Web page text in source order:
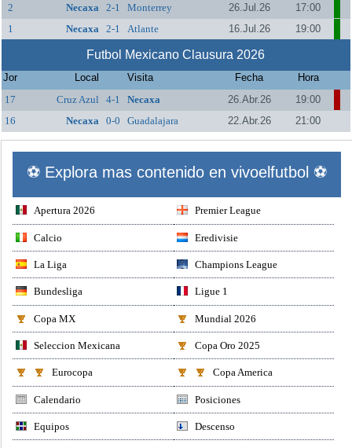
2
Necaxa 2-1 Monterrey 26.Jul.26
17:00
1
Necaxa 2-1 Atlante 16.Jul.26 19:00
Futbol Mexicano Clausura 2026
Jor Local Visita Fecha
Hora
17
Cruz Azul 4-1 Necaxa 26.Abr.26
19:00
16
Necaxa 0-0 Guadalajara 22.Abr.26 21:00
⚽ Explora mas contenido en vivoelfutbol ⚽
Apertura 2026 Premier League
Calcio Eredivisie
La Liga Champions League
Bundesliga Ligue 1
Copa MX Mundial 2026
Seleccion Mexicana Copa Oro 2025
Eurocopa Copa America
Calendario Posiciones
Equipos Descenso